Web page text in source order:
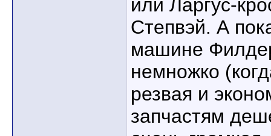
или Ларгус-
Степвэй. А
машине
немножко
резвая и
запчастям